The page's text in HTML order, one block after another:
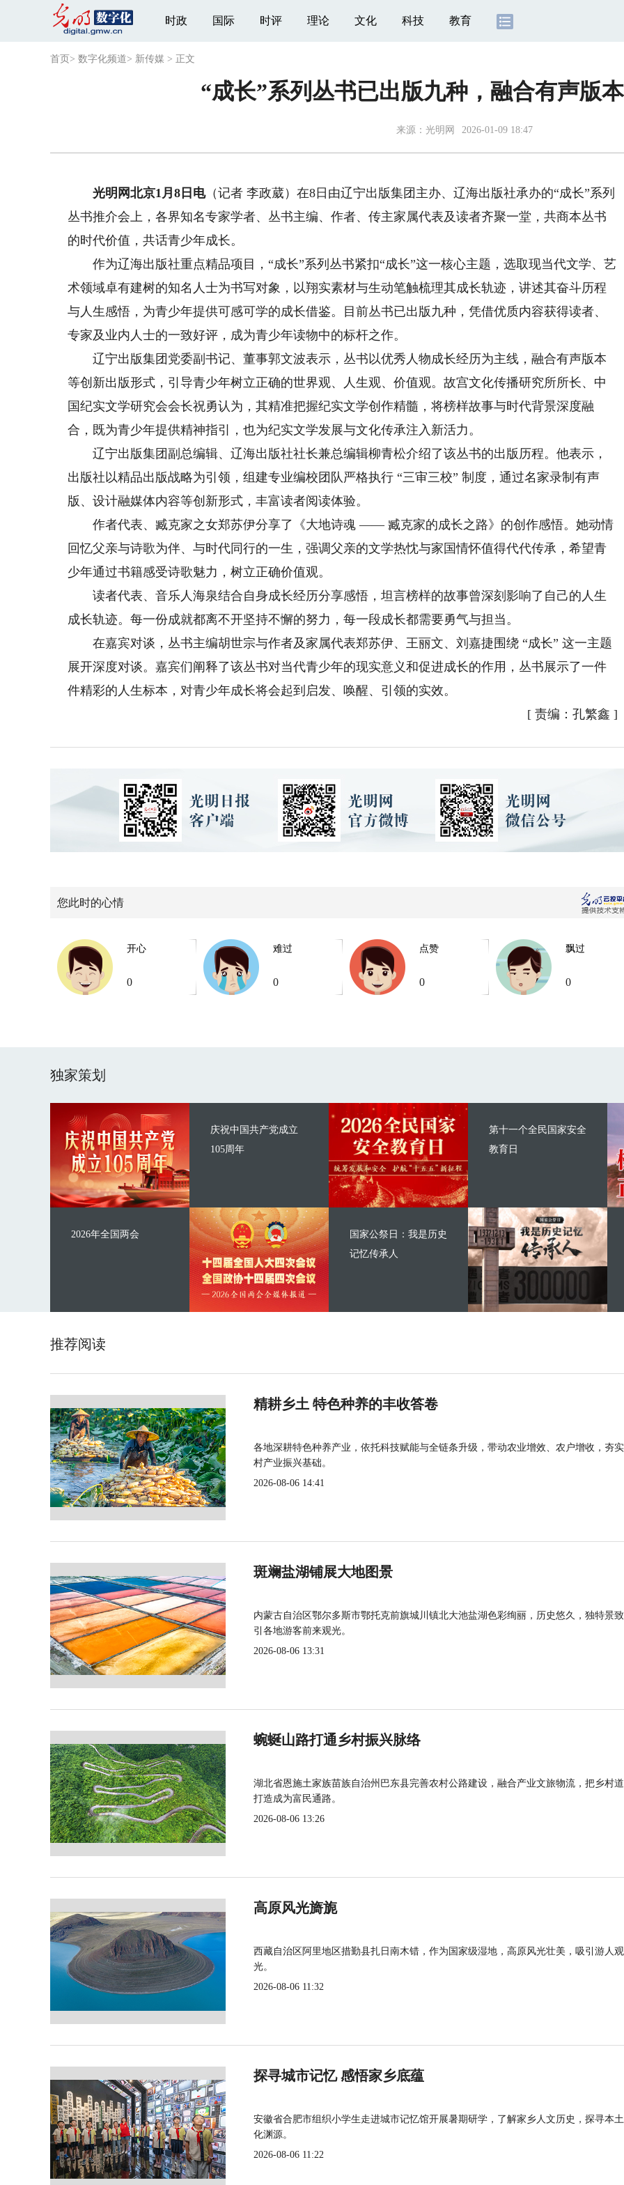
时政 国际 时评 理论 文化 科技 教育
首页 > 数字化频道> 新传媒 > 正文
“成长”系列丛书已出版九种，融合有声版
来源： 光明网 2026-01-09 18:47
光明网北京1月8日电（记者 李政葳）在8日由辽宁出版集团主办、辽海出版社承办的“成长”系列
丛书推介会上，各界知名专家学者、丛书主编、作者、传主家属代表及读者齐聚一堂，共商本丛书
的时代价值，共话青少年成长。
作为辽海出版社重点精品项目，“成长”系列丛书紧扣“成长”这一核心主题，选取现当代文学、艺
术领域卓有建树的知名人士为书写对象，以翔实素材与生动笔触梳理其成长轨迹，讲述其奋斗历程
与人生感悟，为青少年提供可感可学的成长借鉴。目前丛书已出版九种，凭借优质内容获得读者、
专家及业内人士的一致好评，成为青少年读物中的标杆之作。
辽宁出版集团党委副书记、董事郭文波表示，丛书以优秀人物成长经历为主线，融合有声版本
等创新出版形式，引导青少年树立正确的世界观、人生观、价值观。故宫文化传播研究所所长、中
国纪实文学研究会会长祝勇认为，其精准把握纪实文学创作精髓，将榜样故事与时代背景深度融
合，既为青少年提供精神指引，也为纪实文学发展与文化传承注入新活力。
辽宁出版集团副总编辑、辽海出版社社长兼总编辑柳青松介绍了该丛书的出版历程。他表示，
出版社以精品出版战略为引领，组建专业编校团队严格执行 “三审三校” 制度，通过名家录制有声
版、设计融媒体内容等创新形式，丰富读者阅读体验。
作者代表、臧克家之女郑苏伊分享了《大地诗魂 —— 臧克家的成长之路》的创作感悟。她动情
回忆父亲与诗歌为伴、与时代同行的一生，强调父亲的文学热忱与家国情怀值得代代传承，希望青
少年通过书籍感受诗歌魅力，树立正确价值观。
读者代表、音乐人海泉结合自身成长经历分享感悟，坦言榜样的故事曾深刻影响了自己的人生
成长轨迹。每一份成就都离不开坚持不懈的努力，每一段成长都需要勇气与担当。
在嘉宾对谈，丛书主编胡世宗与作者及家属代表郑苏伊、王丽文、刘嘉捷围绕 “成长” 这一主题
展开深度对谈。嘉宾们阐释了该丛书对当代青少年的现实意义和促进成长的作用，丛书展示了一件
件精彩的人生标本，对青少年成长将会起到启发、唤醒、引领的实效。
[ 责编：孔繁鑫 ]
您此时的心情
开心
0
难过
0
点赞
0
飘过
0
独家策划
庆祝中国共产党成立
105周年
2026年全国两会
第十一个全民国家安全
教育日
国家公祭日：我是历史
记忆传承人
推荐阅读
精耕乡土 特色种养的丰收答卷
各地深耕特色种养产业，依托科技赋能与全链条升级，带动农业增效、农户增收，夯
村产业振兴基础。
2026-08-06 14:41
斑斓盐湖铺展大地图景
内蒙古自治区鄂尔多斯市鄂托克前旗城川镇北大池盐湖色彩绚丽，历史悠久，独特景
引各地游客前来观光。
2026-08-06 13:31
蜿蜒山路打通乡村振兴脉络
湖北省恩施土家族苗族自治州巴东县完善农村公路建设，融合产业文旅物流，把乡村
打造成为富民通路。
2026-08-06 13:26
高原风光旖旎
西藏自治区阿里地区措勤县扎日南木错，作为国家级湿地，高原风光壮美，吸引游人观
光。
2026-08-06 11:32
探寻城市记忆 感悟家乡底蕴
安徽省合肥市组织小学生走进城市记忆馆开展暑期研学，了解家乡人文历史，探寻本
化渊源。
2026-08-06 11:22